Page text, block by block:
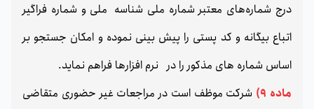
درج شماره‌های معتبر شماره ملی شناسه ملی و شماره فراگیر
اتباع بیگانه و کد پستی را پیش بینی نموده و امکان جستجو بر
اساس شماره های مذکور را در نرم افزارها فراهم نماید.
ماده 9)
شرکت موظف است در مراجعات غیر حضوری متقاضی